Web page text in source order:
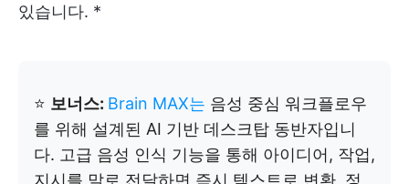
있습니다. *
⭐️ 보너스: Brain MAX는 음성 중심 워크플로우
를 위해 설계된 AI 기반 데스크탑 동반자입니
다. 고급 음성 인식 기능을 통해 아이디어, 작업,
지시를 말로 전달하면 즉시 텍스트로 변환, 정